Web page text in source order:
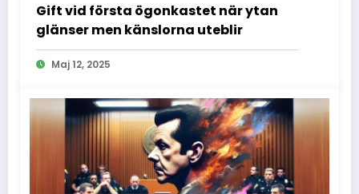
Gift vid första ögonkastet när ytan
glänser men känslorna uteblir
Maj 12, 2025